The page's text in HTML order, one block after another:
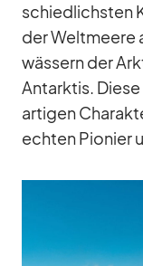
schied­lichs­ten
der Welt­meere
wäs­sern der
Ant­ark­tis.
ar­ti­gen
ech­ten Pio­nier